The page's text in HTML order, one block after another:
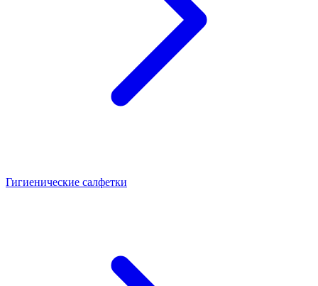
Гигиенические салфетки